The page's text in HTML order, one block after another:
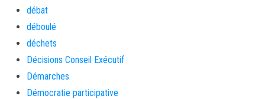
débat
déboulé
déchets
Décisions Conseil Exécutif
Démarches
Démocratie participative